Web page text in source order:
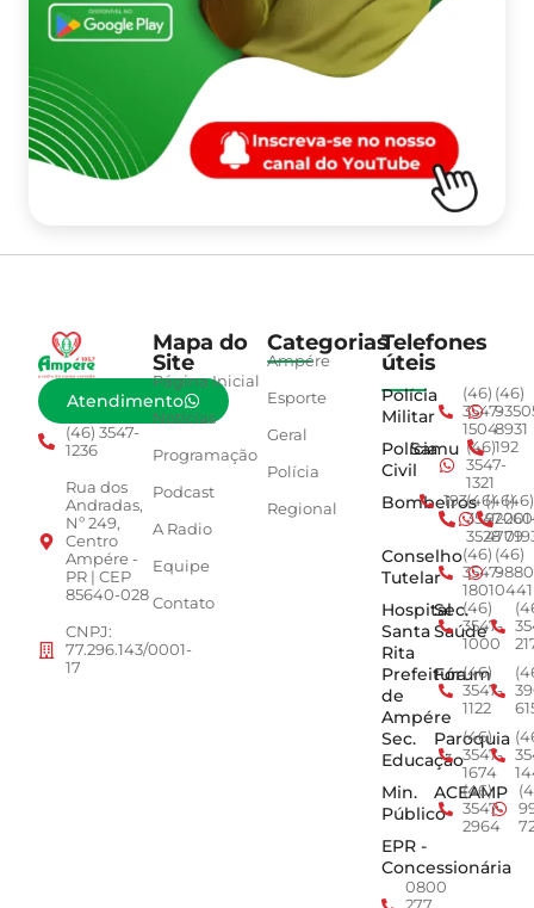
Atendimento
(46) 3547-
1236
Rua dos
Andradas,
Nº 249,
Centro
Ampére -
PR | CEP
85640-028
CNPJ:
77.296.143/0001-
17
Mapa do
Site
Página Inicial
Notícias
Programação
Podcast
A Radio
Equipe
Contato
Categorias
Ampére
Esporte
Geral
Polícia
Regional
Telefones
úteis
Polícia
Militar
(46)
3547-
1504
(46)
8931
Polícia
Civil
Samu (46)
3547-
1321
192
Bombeiros
193(46)
3547-
3528
(46)
4779
(46)
Conselho
Tutelar
(46)
3547-
1801
(46)
0441
Hospital
Santa
Rita
Sec.
Saúde
(46)
3547-
1000
Prefeitura
de
Ampére
Fórum
(46)
3547-
1122
Sec.
Educação
Paroquia
(46)
3547-
1674
Min.
Público
ACEAMP
(46)
3547-
2964
EPR -
Concessionária
0800